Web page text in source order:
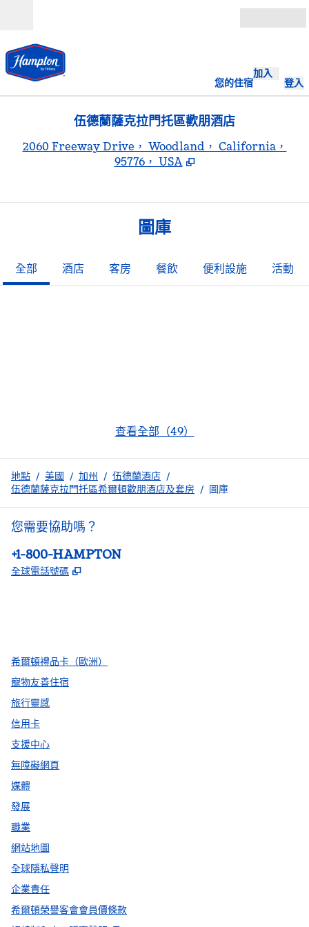
您的住宿
加入
登入
伍德蘭薩克拉門托區歡朋酒店
2060 Freeway Drive， Woodland， California，
95776， USA
圖庫
全部 酒店 客房 餐飲 便利設施 活動
查看全部（49）
地點 / 美國 / 加州 / 伍德蘭酒店 /
伍德蘭薩克拉門托區希爾頓歡朋酒店及套房 / 圖庫
您需要協助嗎？
電話：
+1-800-HAMPTON
全球電話號碼 ,
希爾頓禮品卡（歐洲）
寵物友善住宿
旅行靈感
信用卡
支援中心
無障礙網頁
媒體
發展
職業
網站地圖
全球隱私聲明
企業責任
希爾頓榮譽客會會員價條款